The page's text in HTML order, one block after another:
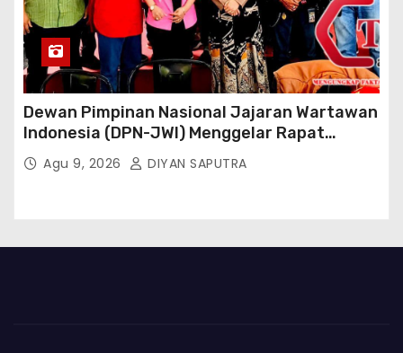
Dewan Pimpinan Nasional Jajaran Wartawan
Indonesia (DPN-JWI) Menggelar Rapat
Konsolidasi Dan Restrukturisasi Di Jakarta
Agu 9, 2026 DIYAN SAPUTRA